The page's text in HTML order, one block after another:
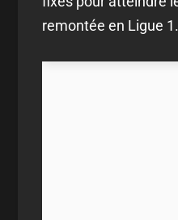
remontée en Ligue 1.